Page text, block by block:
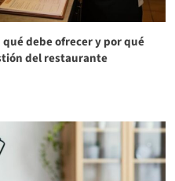
debe ofrecer y por qué
del restaurante